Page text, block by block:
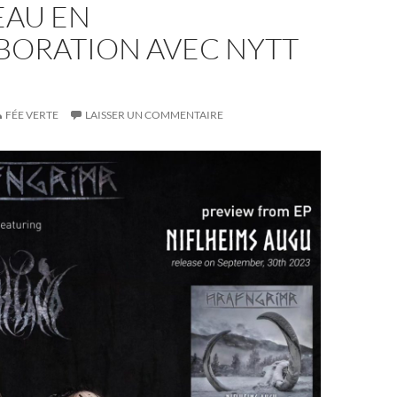
EN
AVEC NYTT
FÉE VERTE LAISSER UN COMMENTAIRE